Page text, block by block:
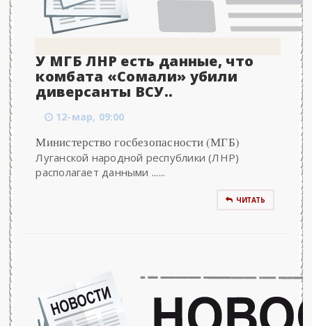
У МГБ ЛНР есть данные, что
комбата «Сомали» убили
диверсанты ВСУ..
12-мар, 09:00
Министерство госбезопасности (МГБ)
Луганской народной республики (ЛНР)
располагает данными ......
ЧИТАТЬ